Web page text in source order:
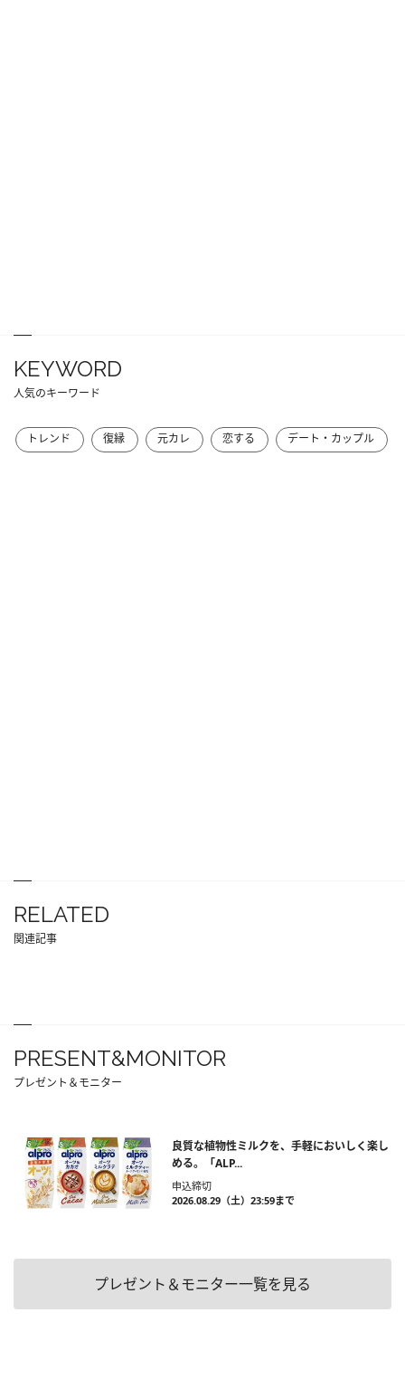
KEYWORD
人気のキーワード
トレンド 復縁 元カレ 恋する デート・カップル
RELATED
関連記事
PRESENT&MONITOR
プレゼント＆モニター
良質な植物性ミルクを、手軽においしく楽し
める。「ALP...
申込締切
2026.08.29（土）23:59まで
プレゼント＆モニター一覧を見る